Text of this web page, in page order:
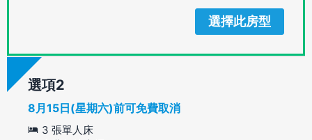
選擇此房型
選項
8月15日(星期六)前可免費取消
3 張單人床